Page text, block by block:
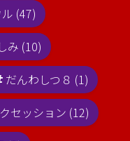
(47)
み (10)
だんわしつ８ (1)
セッション (12)